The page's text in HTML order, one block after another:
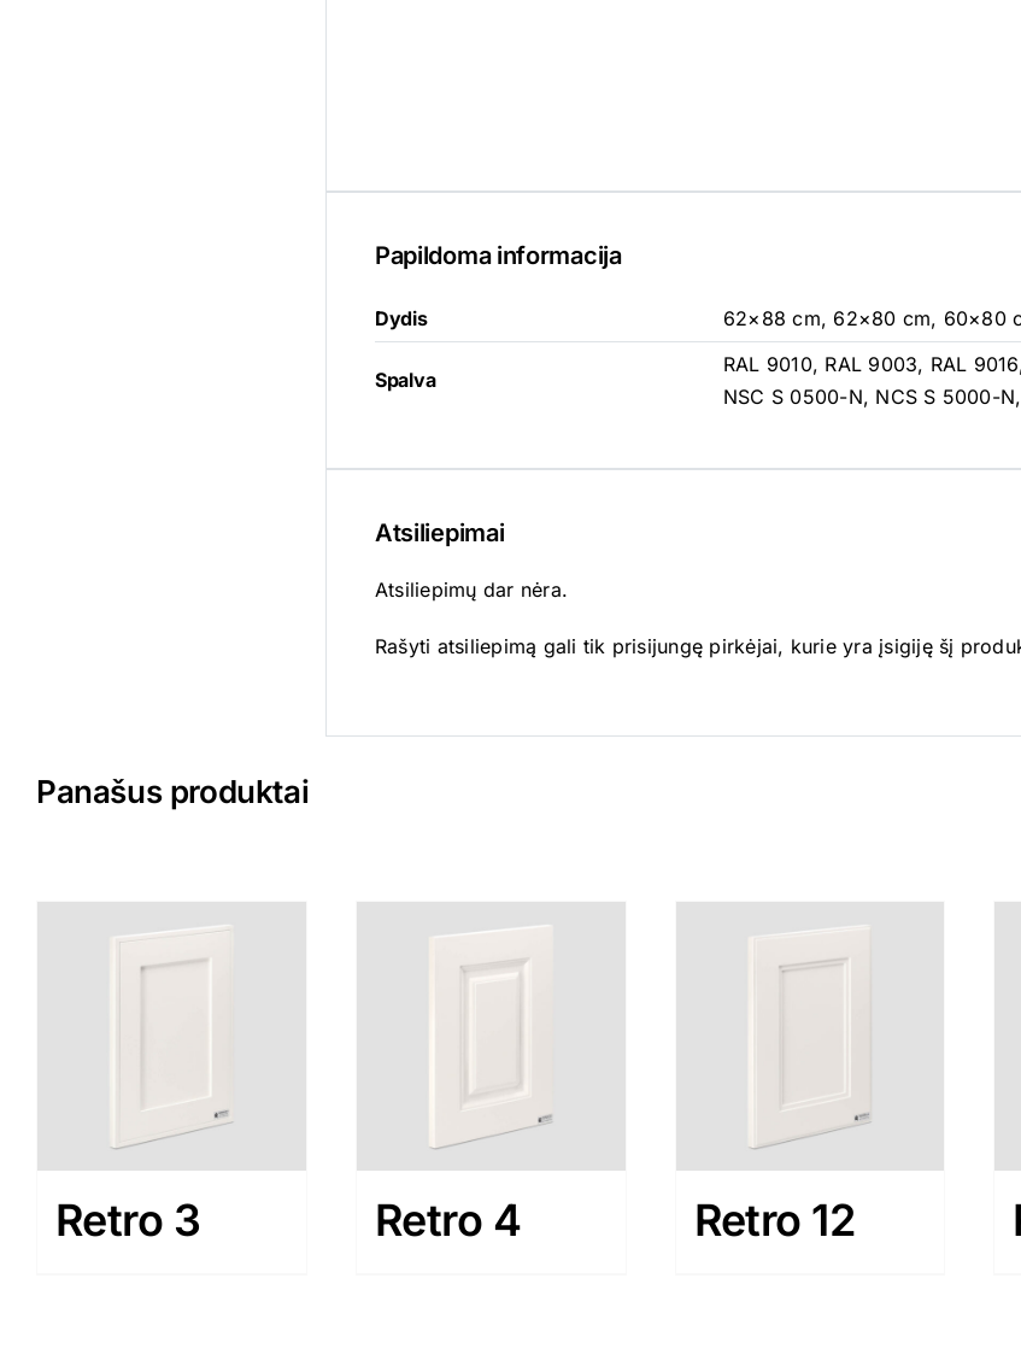
Papildoma informacija
Dydis 62×88 cm, 62×80 cm, 60×80
Spalva
RAL 9010, RAL 9003, RAL
NSC S 0500-N, NCS S 5000-
Atsiliepimai
Atsiliepimų dar nėra.
Rašyti atsiliepimą gali tik prisijungę pirkėjai, kurie yra įsigiję šį
Panašus produktai
Retro 3 Retro 4 Retro 12